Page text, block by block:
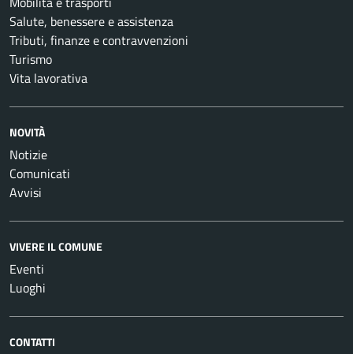
Salute, benessere e assistenza
Tributi, finanze e contravvenzioni
Turismo
Vita lavorativa
NOVITÀ
Notizie
Comunicati
Avvisi
VIVERE IL COMUNE
Eventi
Luoghi
CONTATTI